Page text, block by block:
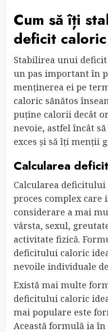
Cum să îți
deficit
Stabilirea unui
un pas important în
menținerea ei pe
caloric sănătos
puține calorii decât
nevoie, astfel încât
exces și să îți menții
Calcularea
Calcularea
proces complex care
considerare a mai
vârsta, sexul,
activitate fizică.
deficitului caloric
nevoile individuale
Există mai multe
deficitului caloric
mai populare este
Această formulă ia